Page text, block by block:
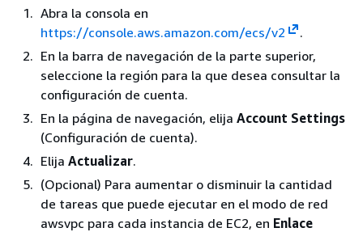
Abra la consola en
https://console.aws.amazon.com/ecs/v2
.
En la barra de navegación de la parte superior,
seleccione la región para la que desea consultar la
configuración de cuenta.
En la página de navegación, elija Account Settings
(Configuración de cuenta).
Elija Actualizar.
(Opcional) Para aumentar o disminuir la cantidad
de tareas que puede ejecutar en el modo de red
awsvpc para cada instancia de EC2, en Enlace